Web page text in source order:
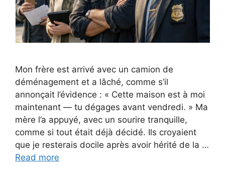
Mon frère est arrivé avec un camion de
déménagement et a lâché, comme s’il
annonçait l’évidence : « Cette maison est à moi
maintenant — tu dégages avant vendredi. » Ma
mère l’a appuyé, avec un sourire tranquille,
comme si tout était déjà décidé. Ils croyaient
que je resterais docile après avoir hérité de la …
Read more